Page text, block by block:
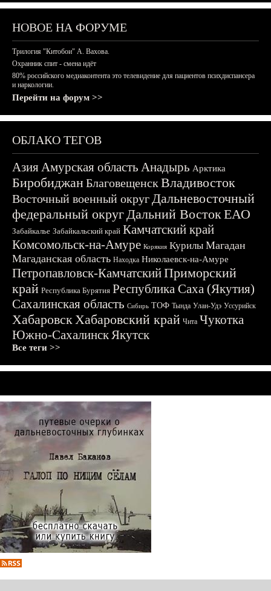
НОВОЕ НА ФОРУМЕ
Трилогия "Китобои" А. Вахова.
Охранник спит - смена идёт
80% российского медиаконтента это телевидение для пациентов психдиспансера
и наркологии.
Перейти на форум >>
ОБЛАКО ТЕГОВ
АзияАмурская область Анадырь Арктика
БиробиджанБлаговещенскВладивосток
Восточный военный округДальневосточный
федеральный округДальний ВостокЕАО
Забайкалье Забайкальский край Камчатский край
Комсомольск-на-Амуре Корякия Курилы Магадан
Магаданская область Находка Николаевск-на-Амуре
Петропавловск-КамчатскийПриморский
край Республика Бурятия Республика Саха (Якутия)
Сахалинская область Сибирь ТОФ Тында Улан-Удэ Уссурийск
ХабаровскХабаровский край Чита Чукотка
Южно-СахалинскЯкутск
Все теги >>